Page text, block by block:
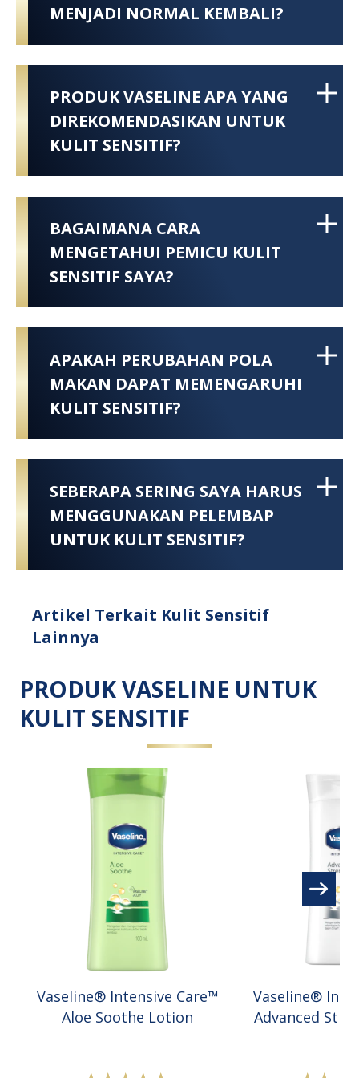
MENJADI NORMAL KEMBALI?
PRODUK VASELINE APA YANG
DIREKOMENDASIKAN UNTUK
KULIT SENSITIF?
BAGAIMANA CARA
MENGETAHUI PEMICU KULIT
SENSITIF SAYA?
APAKAH PERUBAHAN POLA
MAKAN DAPAT MEMENGARUHI
KULIT SENSITIF?
SEBERAPA SERING SAYA HARUS
MENGGUNAKAN PELEMBAP
UNTUK KULIT SENSITIF?
Artikel Terkait Kulit Sensitif
Lainnya
PRODUK VASELINE UNTUK
KULIT SENSITIF
Vaseline® Intensive Care™
Aloe Soothe Lotion
Vaseline®
Advanced